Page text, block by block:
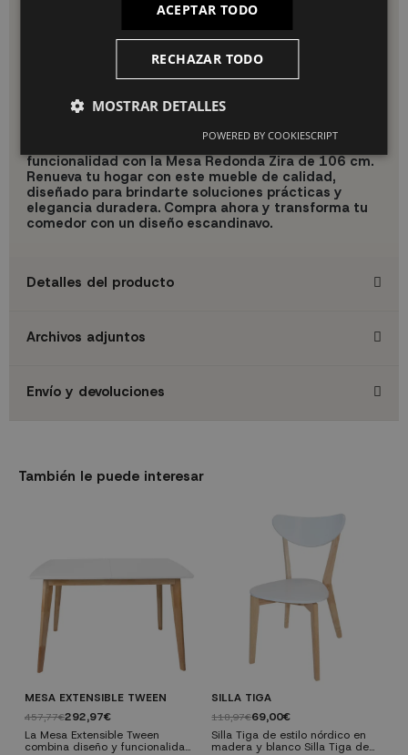
flexible, garantía de calidad, descuentos por compra
recurrente y promociones para clientes habituales. Confía en
Descubre la elegancia y funcionalidad del estilo
funcionalidad con la Mesa Redonda Zira de 106 cm.
Renueva tu hogar con este mueble de calidad,
diseñado para brindarte soluciones prácticas y
elegancia duradera. Compra ahora y transforma tu
comedor con un diseño escandinavo.
Detalles del producto
Archivos adjuntos
Envío y devoluciones
También le puede interesar
MESA EXTENSIBLE TWEEN
457,77€292,97€
La Mesa Extensible Tween
combina diseño y funcionalidad
SILLA TIGA
118,97€69,00€
Silla Tiga de estilo nórdico en
madera y blanco Silla Tiga de
ACEPTAR TODO
RECHAZAR TODO
MOSTRAR DETALLES
POWERED BY COOKIESCRIPT